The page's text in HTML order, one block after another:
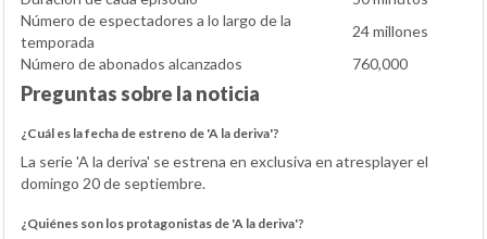
Número de espectadores a lo largo de la
temporada
24 millones
Número de abonados alcanzados
760,000
Preguntas sobre la noticia
¿Cuál es la fecha de estreno de 'A la deriva'?
La serie 'A la deriva' se estrena en exclusiva en atresplayer el
domingo 20 de septiembre.
¿Quiénes son los protagonistas de 'A la deriva'?